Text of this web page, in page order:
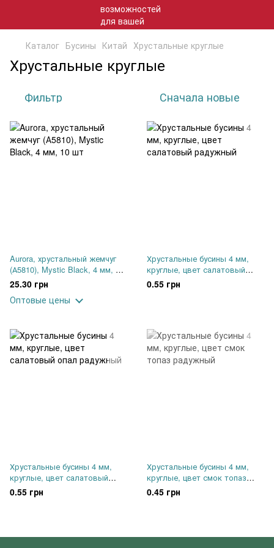
Каталог Бусины Китай Хрустальные круглые
Хрустальные круглые
Фильтр Сначала новые
Aurora, хрустальный жемчуг
(А5810), Mystic Black, 4 мм, 10
шт
25.30 грн
Оптовые цены
Хрустальные бусины 4 мм,
круглые, цвет салатовый
радужный
0.55 грн
Хрустальные бусины 4 мм,
круглые, цвет салатовый
опал радужный
0.55 грн
Хрустальные бусины 4 мм,
круглые, цвет смок топаз
радужный
0.45 грн